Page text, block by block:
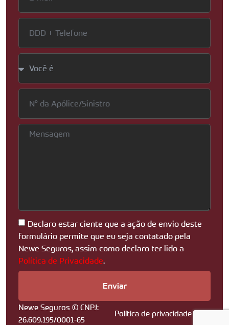
Declaro estar ciente que a ação de envio deste
formulário permite que eu seja contatado pela
Newe Seguros, assim como declaro ter lido a
Política de Privacidade.
Enviar
Newe Seguros © CNPJ:
26.609.195/0001-65
Política de privacidade